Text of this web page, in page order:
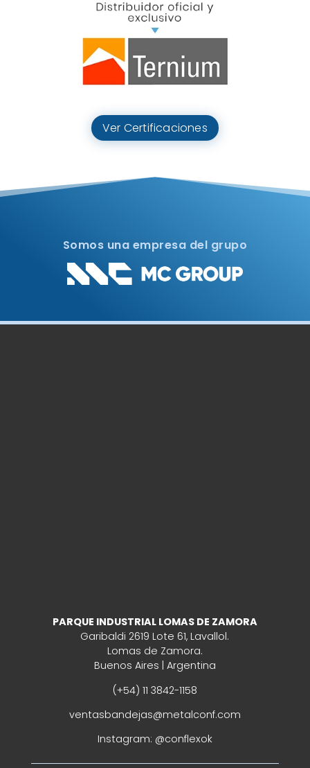
Ver Certificaciones
Somos una empresa del grupo
PARQUE INDUSTRIAL LOMAS DE ZAMORA
Garibaldi 2619 Lote 61, Lavallol.
Lomas de Zamora.
Buenos Aires | Argentina
(+54) 11 3842-1158
ventasbandejas@metalconf.com
Instagram: @conflexok